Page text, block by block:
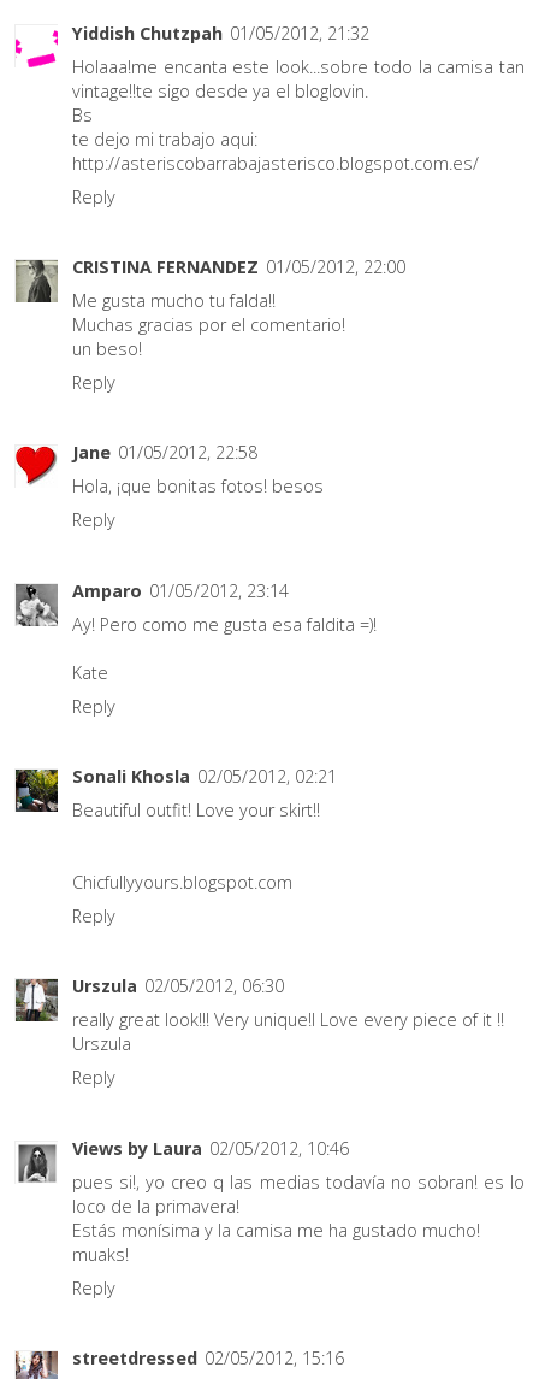
Yiddish Chutzpah 01/05/2012, 21:32
Holaaa!me encanta este look...sobre todo la camisa tan
vintage!!te sigo desde ya el bloglovin.
Bs
te dejo mi trabajo aqui:
http://asteriscobarrabajasterisco.blogspot.com.es/
Reply
CRISTINA FERNANDEZ 01/05/2012, 22:00
Me gusta mucho tu falda!!
Muchas gracias por el comentario!
un beso!
Reply
Jane 01/05/2012, 22:58
Hola, ¡que bonitas fotos! besos
Reply
Amparo 01/05/2012, 23:14
Ay! Pero como me gusta esa faldita =)!
Kate
Reply
Sonali Khosla 02/05/2012, 02:21
Beautiful outfit! Love your skirt!!
Chicfullyyours.blogspot.com
Reply
Urszula 02/05/2012, 06:30
really great look!!! Very unique!I Love every piece of it !!
Urszula
Reply
Views by Laura 02/05/2012, 10:46
pues si!, yo creo q las medias todavía no sobran! es lo
loco de la primavera!
Estás monísima y la camisa me ha gustado mucho!
muaks!
Reply
streetdressed 02/05/2012, 15:16